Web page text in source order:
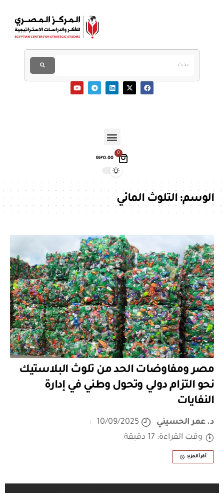
0
EGP0.00
الوسم:التلوث المائي
مصر ومفاوضات الحد من تلوث البلاستيك
نحو التزام دولي وتحول وطني في إدارة
النفايات
د. عمر الحسيني
10/09/2025
وقت القراءة: 17 دقيقة
أقرأ المزيد